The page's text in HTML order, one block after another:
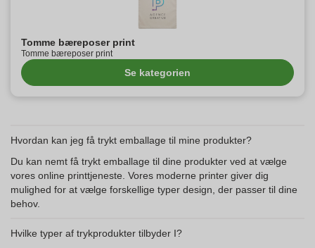
Tomme bæreposer print
Tomme bæreposer print
Se kategorien
Hvordan kan jeg få trykt emballage til mine produkter?
Du kan nemt få trykt emballage til dine produkter ved at vælge
vores online printtjeneste. Vores moderne printer giver dig
mulighed for at vælge forskellige typer design, der passer til dine
behov.
Hvilke typer af trykprodukter tilbyder I?